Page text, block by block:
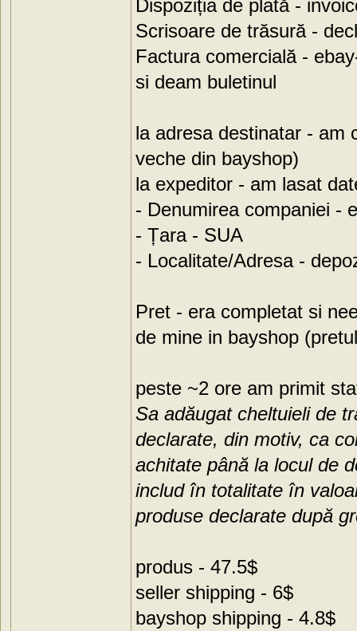
Dispoziția de plată -
Scrisoare de trăsură -
Factura comercială -
si deam buletinul
la adresa destinatar - am
veche din bayshop)
la expeditor - am lasat
- Denumirea companiei -
- Țara - SUA
- Localitate/Adresa -
Pret - era completat si
de mine in bayshop
peste ~2 ore am primit
Sa adăugat cheltuieli de
declarate, din motiv, ca
achitate până la locul de
includ în totalitate în
produse declarate după
produs - 47.5$
seller shipping - 6$
bayshop shipping - 4.8$